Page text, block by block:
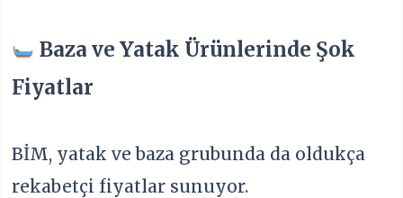
Baza ve Yatak Ürünlerinde Şok
Fiyatlar
BİM, yatak ve baza grubunda da oldukça
rekabetçi fiyatlar sunuyor.